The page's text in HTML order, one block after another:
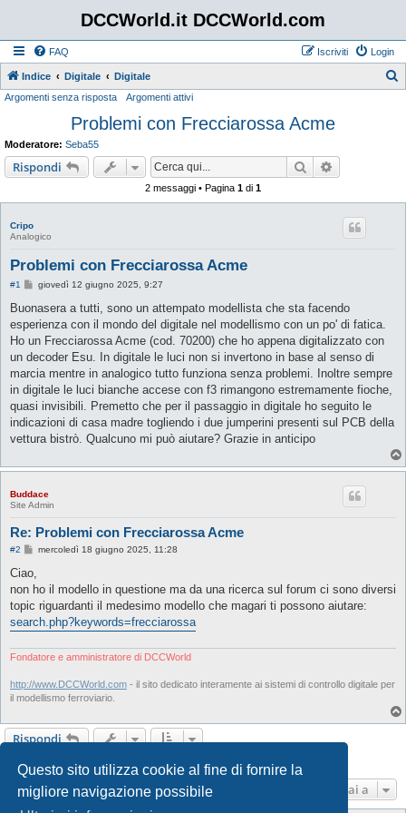
Questo sito utilizza cookie al fine di fornire la
migliore navigazione possibile
DCCWorld.it DCCWorld.com
FAQ Login
Iscriviti
Indice Digitale Digitale
Argomenti senza risposta Argomenti attivi
Problemi con Frecciarossa Acme
Moderatore: Seba55
Rispondi Cerca
2 messaggi • Pagina 1 di 1
Cripo
Analogico
Problemi con Frecciarossa Acme
#1
M
s
a
g
i
o
giovedì 12 giugno 2025, 9:27
Buonasera a tutti, sono un attempato modellista che sta facendo
esperienza con il mondo del digitale nel modellismo con un po' di fatica.
Ho un Frecciarossa Acme (cod. 70200) che ho appena digitalizzato con
un decoder Esu. In digitale le luci non si invertono in base al senso di
marcia mentre in analogico tutto funziona senza problemi. Inoltre sempre
in digitale le luci bianche accese con f3 rimangono estremamente fioche,
quasi invisibili. Premetto che per il passaggio in digitale ho seguito le
indicazioni di casa madre togliendo i due jumperini presenti sul PCB della
vettura bistrò. Qualcuno mi può aiutare? Grazie in anticipo
Buddace
Site Admin
Re: Problemi con Frecciarossa Acme
#2
M
s
a
g
i
mercoledì 18 giugno 2025, 11:28
Ciao,
non ho il modello in questione ma da una ricerca sul forum ci sono diversi
topic riguardanti il medesimo modello che magari ti possono aiutare:
search.php?keywords=frecciarossa
Fondatore e amministratore di DCCWorld
http://www.DCCWorld.com - il sito dedicato interamente ai sistemi di controllo digitale per
il modellismo ferroviario.
Rispondi
Vai a